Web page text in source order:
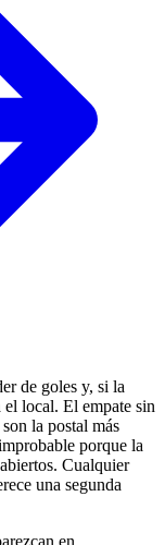
de goles y, si la
el local. El empate sin
la postal más
porque la
Cualquier
una segunda